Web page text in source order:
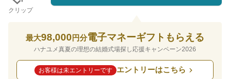
クリップ
最大98,000 円分電子マネーギフトもらえる
ハナユメ真夏の理想の結婚式場探し応援キャンペーン2026
お客様は未エントリーです エントリーはこちら